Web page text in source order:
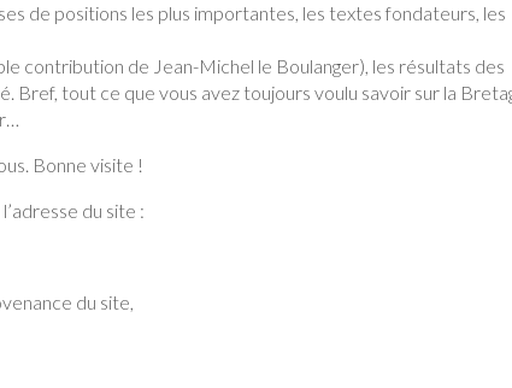
de positions les plus importantes, les textes fondateurs, les
contribution de Jean-Michel le Boulanger), les résultats des
Bref, tout ce que vous avez toujours voulu savoir sur la
Bonne visite !
du site :
du site,